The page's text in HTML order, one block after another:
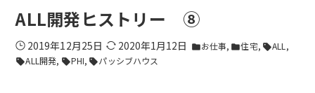
ALL開発ヒストリー ⑧
2019年12月25日 2020年1月12日 folderお仕事 folder住宅 sellALL
sellALL開発 sellPHI sellパッシブハウス